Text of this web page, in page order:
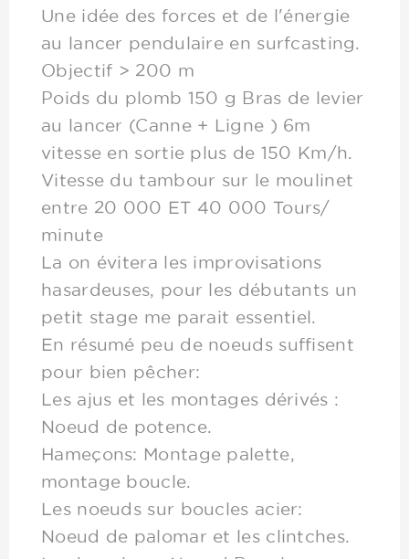
Une idée des forces et de l'énergie
au lancer pendulaire en surfcasting.
Objectif > 200 m
Poids du plomb 150 g Bras de levier
au lancer (Canne + Ligne ) 6m
vitesse en sortie plus de 150 Km/h.
Vitesse du tambour sur le moulinet
entre 20 000 ET 40 000 Tours/
minute
La on évitera les improvisations
hasardeuses, pour les débutants un
petit stage me parait essentiel.
En résumé peu de noeuds suffisent
pour bien pêcher:
Les ajus et les montages dérivés :
Noeud de potence.
Hameçons: Montage palette,
montage boucle.
Les noeuds sur boucles acier:
Noeud de palomar et les clintches.